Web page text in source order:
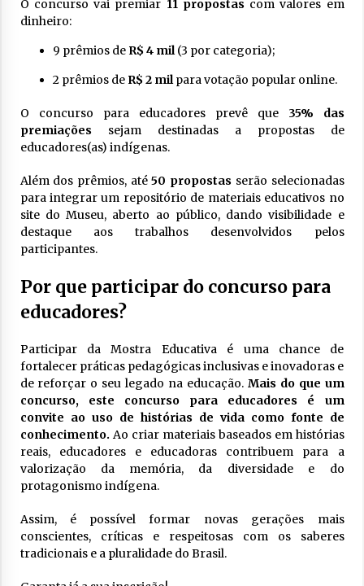
O concurso vai premiar 11 propostas com valores em
dinheiro:
9 prêmios de R$ 4 mil(3 por categoria);
2 prêmios de R$ 2 milpara votação popular online.
O concurso para educadores prevê que 35% das
premiações sejam destinadas a propostas de
educadores(as) indígenas.
Além dos prêmios, até50 propostas serão selecionadas
para integrar um repositório de materiais educativos no
site do Museu, aberto ao público, dando visibilidade e
destaque aos trabalhos desenvolvidos pelos
participantes.
Por que participar do concurso para
educadores?
Participar da Mostra Educativa é uma chance de
fortalecer práticas pedagógicas inclusivas e inovadoras e
de reforçar o seu legado na educação. Mais do que um
concurso, este concurso para educadores é um
convite ao uso de histórias de vida como fonte de
conhecimento. Ao criar materiais baseados em histórias
reais, educadores e educadoras contribuem para a
valorização da memória, da diversidade e do
protagonismo indígena.
Assim, é possível formar novas gerações mais
conscientes, críticas e respeitosas com os saberes
tradicionais e a pluralidade do Brasil.